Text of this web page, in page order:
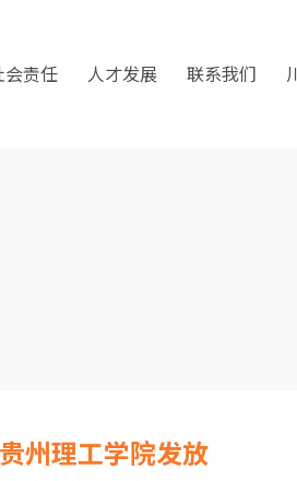
会责任 人才发展 联系我们
州理工学院发放